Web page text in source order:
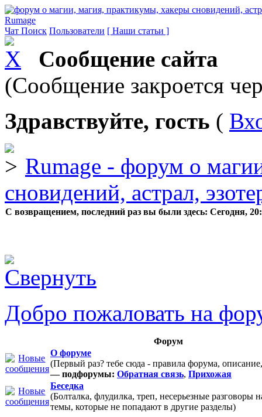
Rumage
Чат Поиск Пользователи [ Наши статьи ]
Сообщение сайта
(Сообщение закроется
Здравствуйте, гость (
Rumage - форум о
сновидений, астрал,
С возвращением, последний раз вы были здесь: Сегодня,
Добро пожаловать на
Форум
О форуме
(Первый раз? тебе сюда - правила форума,
— подфорумы: Обратная связь, Прихожая
Беседка
(Болталка, флудилка, треп, несерьезные разговоры
темы, которые не попадают в другие разделы)